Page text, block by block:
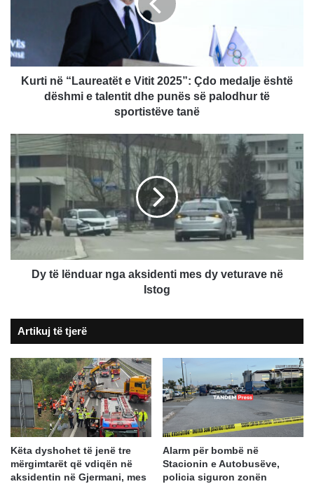
medalje
është
dëshmi
punës
së
palodhur
të
sportistëve
Kurti në “Laureatët e Vitit 2025”: Çdo medalje është
dëshmi e talentit dhe punës së palodhur të
sportistëve tanë
Dy
të
lënduar
nga
aksidenti
mes
dy
veturave
në
Dy të lënduar nga aksidenti mes dy veturave në
Istog
Artikuj të tjerë
Këta dyshohet të jenë tre
mërgimtarët që vdiqën në
aksidentin në Gjermani, mes
Alarm për bombë në
Stacionin e Autobusëve,
policia siguron zonën